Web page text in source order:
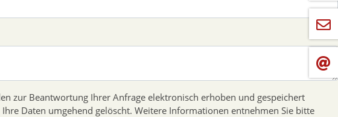
zur Beantwortung Ihrer Anfrage elektronisch erhoben und gespeichert
Daten umgehend gelöscht. Weitere Informationen entnehmen Sie bitte